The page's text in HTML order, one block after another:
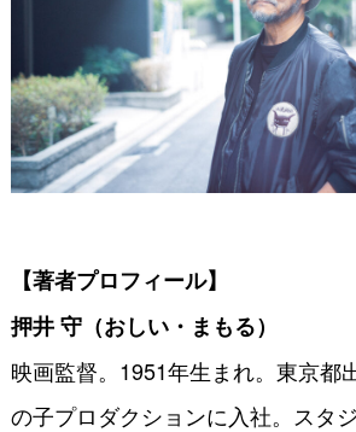
【著者プロフィール】
押井 守（おしい・まもる）
映画監督。1951年生まれ。東京都
の子プロダクションに入社。スタ